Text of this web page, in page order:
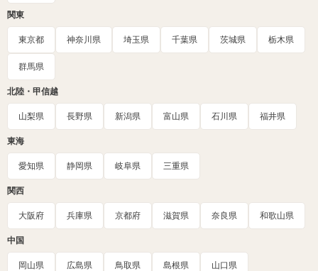
関東
東京都 神奈川県 埼玉県 千葉県 茨城県 栃木県
群馬県
北陸・甲信越
山梨県 長野県 新潟県 富山県 石川県 福井県
東海
愛知県 静岡県 岐阜県 三重県
関西
大阪府 兵庫県 京都府 滋賀県 奈良県 和歌山県
中国
岡山県 広島県 鳥取県 島根県 山口県